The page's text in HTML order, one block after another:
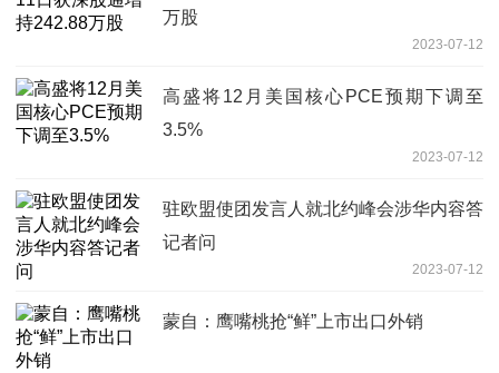
万股
2023-07-12
高盛将12月美国核心PCE预期下调至
3.5%
2023-07-12
驻欧盟使团发言人就北约峰会涉华内容答
记者问
2023-07-12
蒙自：鹰嘴桃抢“鲜”上市出口外销